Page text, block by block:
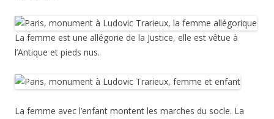
La femme est une allégorie de la Justice, elle est vêtue à
l’Antique et pieds nus.
La femme avec l’enfant montent les marches du socle. La